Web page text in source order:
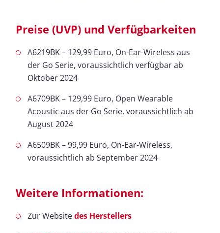
Preise (UVP) und Verfügbarkeiten
A6219BK – 129,99 Euro, On-Ear-Wireless aus
der Go Serie, voraussichtlich verfügbar ab
Oktober 2024
A6709BK – 129,99 Euro, Open Wearable
Acoustic aus der Go Serie, voraussichtlich ab
August 2024
A6509BK – 99,99 Euro, On-Ear-Wireless,
voraussichtlich ab September 2024
Weitere Informationen:
Zur Websitedes Herstellers